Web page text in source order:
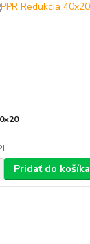
Pridať do košíka